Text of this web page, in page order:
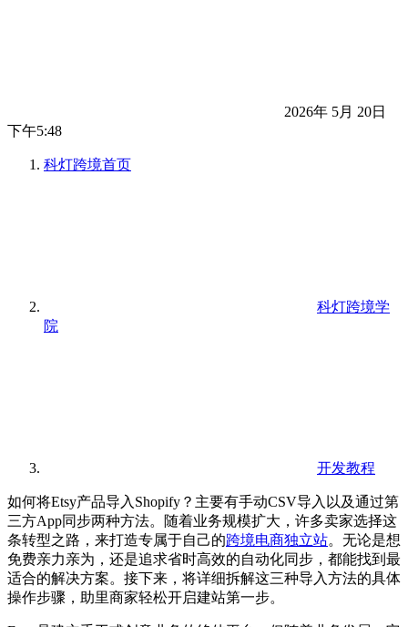
2026年 5月 20日
下午5:48
科灯跨境首页
科灯跨境学
院
开发教程
如何将Etsy产品导入Shopify？主要有手动CSV导入以及通过第
三方App同步两种方法。随着业务规模扩大，许多卖家选择这
条转型之路，来打造专属于自己的跨境电商独立站。无论是想
免费亲力亲为，还是追求省时高效的自动化同步，都能找到最
适合的解决方案。接下来，将详细拆解这三种导入方法的具体
操作步骤，助里商家轻松开启建站第一步。